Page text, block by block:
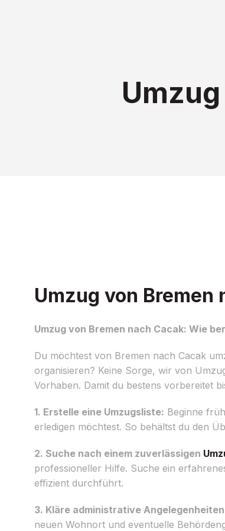
Umzug von
Umzug von Bremen nach Cacak: Wie
Du möchtest von Bremen nach Cacak
organisieren? Keine Sorge, wir von
Vorhaben. Damit du bestens vorbereitet
1. Erstelle eine Umzugsliste: Beginne
erledigen möchtest. So behältst du den
2. Suche nach einem zuverlässigen
professioneller Hilfe. Suche ein
effizient durchführt.
3. Kläre administrative
neuen Wohnort und eventuelle